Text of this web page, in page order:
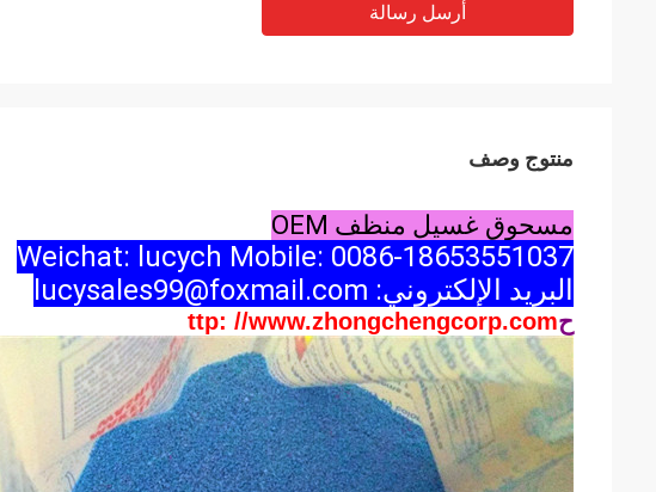
أرسل رسالة
منتوج وصف
مسحوق غسيل منظف OEM
Weichat: lucych Mobile: 0086-18653551037
البريد الإلكتروني: lucysales99@foxmail.com
حttp: //www.zhongchengcorp.com